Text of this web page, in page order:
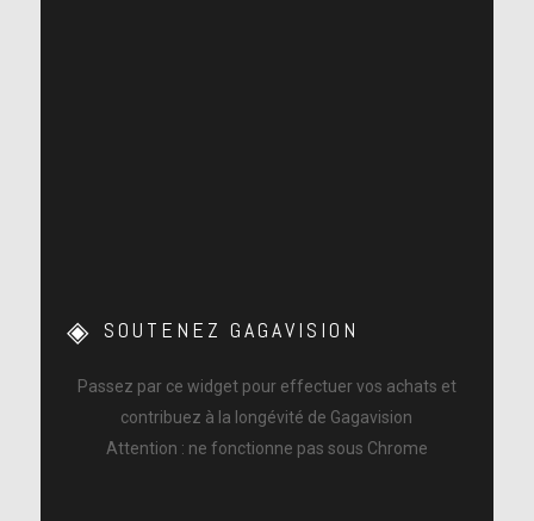
SOUTENEZ GAGAVISION
Passez par ce widget pour effectuer vos achats et
contribuez à la longévité de Gagavision
Attention : ne fonctionne pas sous Chrome